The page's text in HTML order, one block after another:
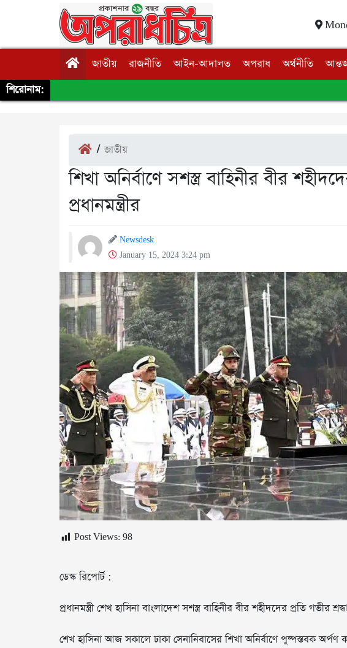
জাতীয় রাজনীতি আইন-আদালত অপরাধ অর্থনীতি
শিরোনাম:
/জাতীয়
শিখা অনির্বাণে সশস্ত্র বাহিনীর বীর
প্রধানমন্ত্রীর
Newsdesk
January 15, 2024 3:24 pm
Post Views: 98
ডেস্ক রিপোর্ট :
প্রধানমন্ত্রী শেখ হাসিনা বাংলাদেশ সশস্ত্র বাহিনীর বীর শহীদদের প্রতি গভীর
শেখ হাসিনা আজ সকালে ঢাকা সেনানিবাসের শিখা অনির্বাণে পুষ্পস্তবক অর্পণ